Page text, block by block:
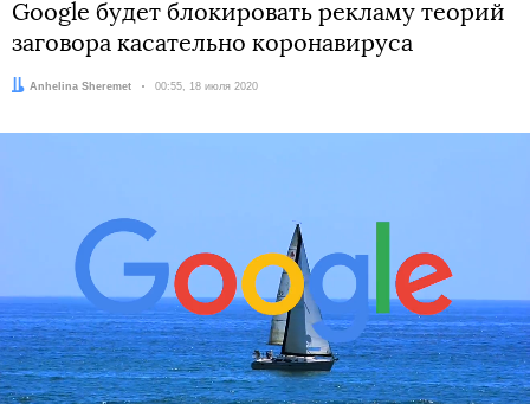
Google будет блокировать рекламу теорий
заговора касательно коронавируса
Автор:
Anhelina Sheremet Дата:
00:55, 18 июля 2020